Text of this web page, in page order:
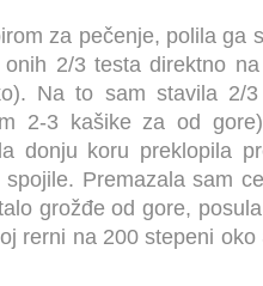
za pečenje, polila ga
2/3 testa direktno
Na to sam stavila 2/
2-3 kašike za od
donju koru preklopila
Premazala sam
grožđe od gore,
rerni na 200 stepeni